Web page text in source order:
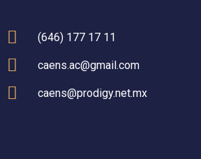
(646) 177 17 11
caens.ac@gmail.com
caens@prodigy.net.mx